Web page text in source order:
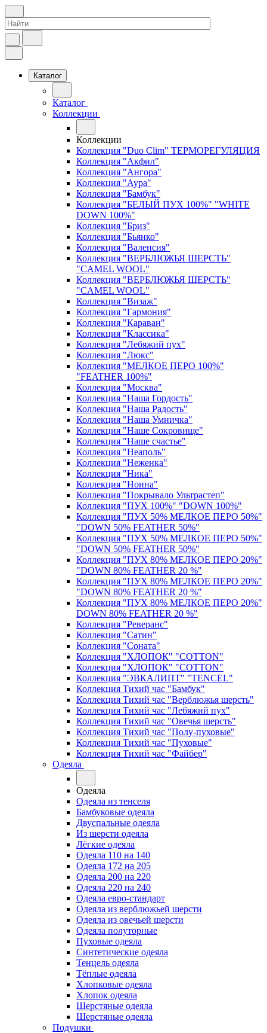
Каталог
Каталог
Коллекции
Коллекции
Коллекция "Duo Clim" ТЕРМОРЕГУЛЯЦИЯ
Коллекция "Акфил"
Коллекция "Ангора"
Коллекция "Аура"
Коллекция "Бамбук"
Коллекция "БЕЛЫЙ ПУХ 100%" "WHITE
DOWN 100%"
Коллекция "Бриз"
Коллекция "Бьянко"
Коллекция "Валенсия"
Коллекция "ВЕРБЛЮЖЬЯ ШЕРСТЬ"
"CAMEL WOOL"
Коллекция "ВЕРБЛЮЖЬЯ ШЕРСТЬ"
"CAMEL WOOL"
Коллекция "Визаж"
Коллекция "Гармония"
Коллекция "Караван"
Коллекция "Классика"
Коллекция "Лебяжий пух"
Коллекция "Люкс"
Коллекция "МЕЛКОЕ ПЕРО 100%"
"FEATHER 100%"
Коллекция "Москва"
Коллекция "Наша Гордость"
Коллекция "Наша Радость"
Коллекция "Наша Умничка"
Коллекция "Наше Сокровище"
Коллекция "Наше счастье"
Коллекция "Неаполь"
Коллекция "Неженка"
Коллекция "Ника"
Коллекция "Нонна"
Коллекция "Покрывало Ультрастеп"
Коллекция "ПУХ 100%" "DOWN 100%"
Коллекция "ПУХ 50% МЕЛКОЕ ПЕРО 50%"
"DOWN 50% FEATHER 50%"
Коллекция "ПУХ 50% МЕЛКОЕ ПЕРО 50%"
"DOWN 50% FEATHER 50%"
Коллекция "ПУХ 80% МЕЛКОЕ ПЕРО 20%"
"DOWN 80% FEATHER 20 %"
Коллекция "ПУХ 80% МЕЛКОЕ ПЕРО 20%"
"DOWN 80% FEATHER 20 %"
Коллекция "ПУХ 80% МЕЛКОЕ ПЕРО 20%"
DOWN 80% FEATHER 20 %"
Коллекция "Реверанс"
Коллекция "Сатин"
Коллекция "Соната"
Коллекция "ХЛОПОК" "COTTON"
Коллекция "ХЛОПОК" "COTTON"
Коллекция "ЭВКАЛИПТ" "TENCEL"
Коллекция Тихий час "Бамбук"
Коллекция Тихий час "Верблюжья шерсть"
Коллекция Тихий час "Лебяжий пух"
Коллекция Тихий час "Овечья шерсть"
Коллекция Тихий час "Полу-пуховые"
Коллекция Тихий час "Пуховые"
Коллекция Тихий час "Файбер"
Одеяла
Одеяла
Одеяла из тенселя
Бамбуковые одеяла
Двуспальные одеяла
Из шерсти одеяла
Лёгкие одеяла
Одеяла 110 на 140
Одеяла 172 на 205
Одеяла 200 на 220
Одеяла 220 на 240
Одеяла евро-стандарт
Одеяла из верблюжьей шерсти
Одеяла из овечьей шерсти
Одеяла полуторные
Пуховые одеяла
Синтетические одеяла
Тенцель одеяла
Тёплые одеяла
Хлопковые одеяла
Хлопок одеяла
Шерстяные одеяла
Шерстяные одеяла
Подушки